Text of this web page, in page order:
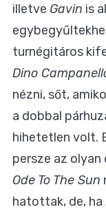
illetve Gavin is
turnégitáros
Dino
nézni, sőt,
a dobbal
hihetetlen volt.
persze az olyan
Ode To The Sun
hatottak, de, ha